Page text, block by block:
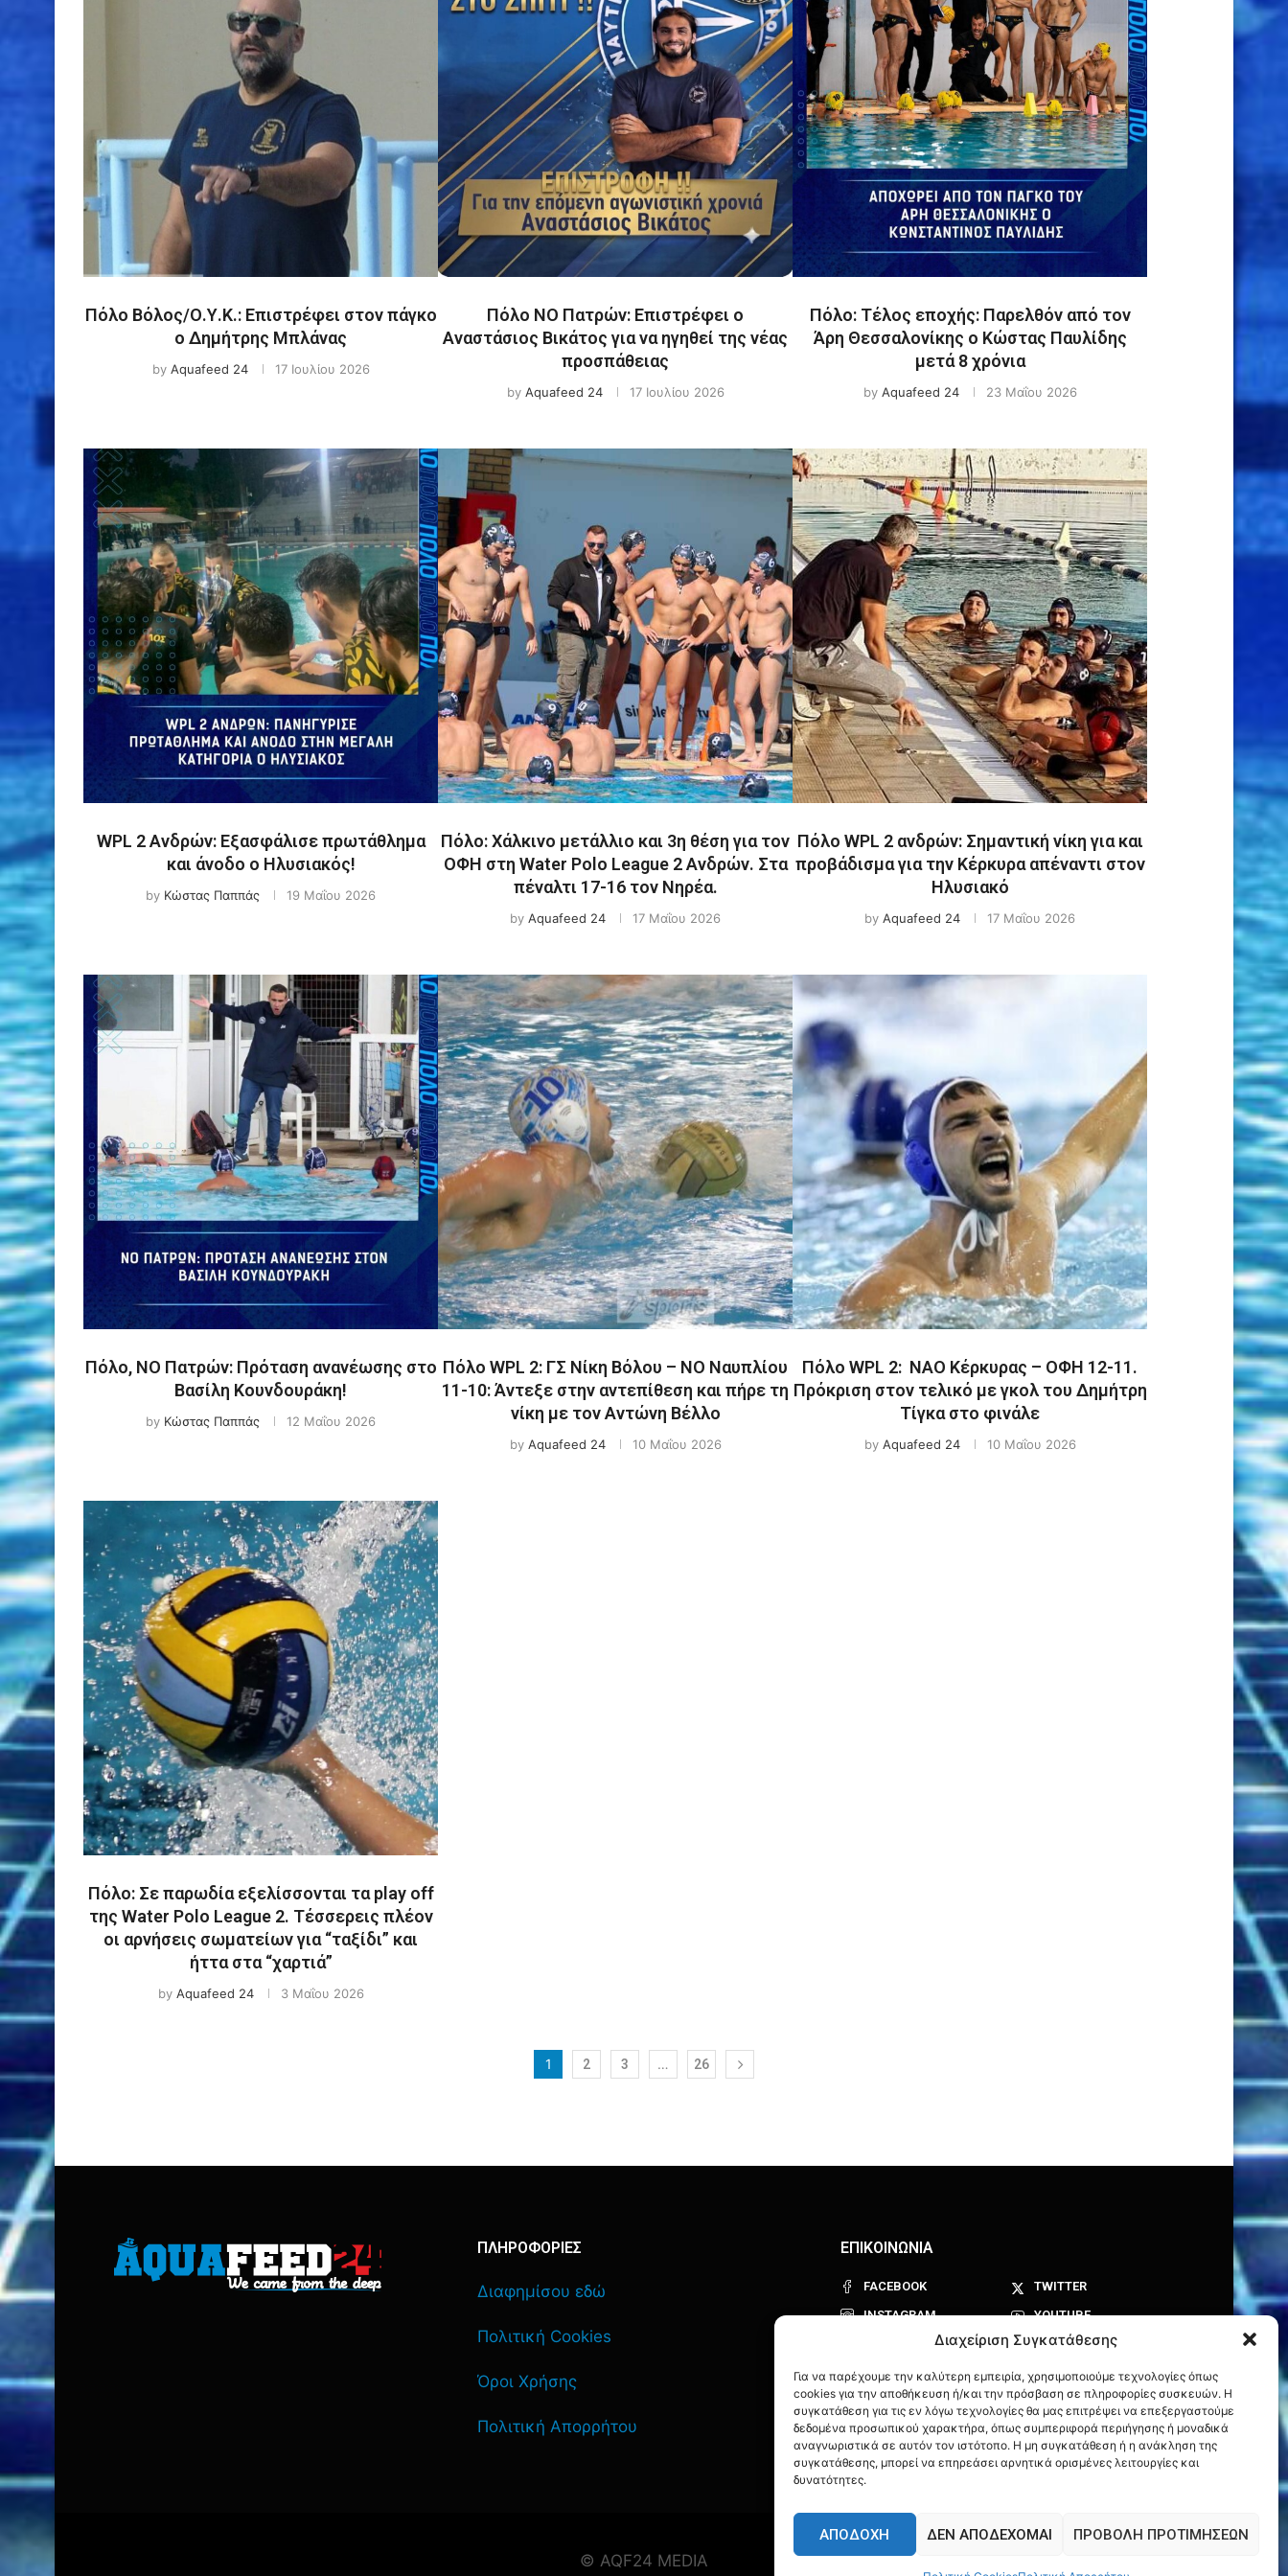
Διαχείριση Συγκατάθεσης
Για να παρέχουμε την καλύτερη εμπειρία, χρησιμοποιούμε τεχνολογίες όπως
cookies για την αποθήκευση ή/και την πρόσβαση σε πληροφορίες συσκευών. Η
συγκατάθεση για τις εν λόγω τεχνολογίες θα μας επιτρέψει να επεξεργαστούμε
δεδομένα προσωπικού χαρακτήρα, όπως συμπεριφορά περιήγησης ή μοναδικά
αναγνωριστικά σε αυτόν τον ιστότοπο. Η μη συγκατάθεση ή η ανάκληση της
συγκατάθεσης, μπορεί να επηρεάσει αρνητικά ορισμένες λειτουργίες και
δυνατότητες.
ΑΠΟΔΟΧΉ ΔΕΝ ΑΠΟΔΈΧΟΜΑΙ ΠΡΟΒΟΛΉ ΠΡΟΤΙΜΉΣΕΩΝ
Πόλο Βόλος/Ο.Υ.Κ.: Επιστρέφει στον πάγκο
ο Δημήτρης Μπλάνας
by Aquafeed 24 17 Ιουλίου 2026
Πόλο ΝΟ Πατρών: Επιστρέφει ο
Αναστάσιος Βικάτος για να ηγηθεί της νέας
προσπάθειας
by Aquafeed 24 17 Ιουλίου 2026
Πόλο: Τέλος εποχής: Παρελθόν από τον
Άρη Θεσσαλονίκης ο Κώστας Παυλίδης
μετά 8 χρόνια
by Aquafeed 24 23 Μαΐου 2026
WPL 2 Ανδρών: Εξασφάλισε πρωτάθλημα
και άνοδο ο Ηλυσιακός!
by Κώστας Παππάς 19 Μαΐου 2026
Πόλο: Χάλκινο μετάλλιο και 3η θέση για τον
ΟΦΗ στη Water Polo League 2 Ανδρών. Στα
πέναλτι 17-16 τον Νηρέα.
by Aquafeed 24 17 Μαΐου 2026
Πόλο WPL 2 ανδρών: Σημαντική νίκη για και
προβάδισμα για την Κέρκυρα απέναντι στον
Ηλυσιακό
by Aquafeed 24 17 Μαΐου 2026
Πόλο, ΝΟ Πατρών: Πρόταση ανανέωσης στο
Βασίλη Κουνδουράκη!
by Κώστας Παππάς 12 Μαΐου 2026
Πόλο WPL 2: ΓΣ Νίκη Βόλου – ΝΟ Ναυπλίου
11-10: Άντεξε στην αντεπίθεση και πήρε τη
νίκη με τον Αντώνη Βέλλο
by Aquafeed 24 10 Μαΐου 2026
Πόλο WPL 2: ΝΑΟ Κέρκυρας – ΟΦΗ 12-11.
Πρόκριση στον τελικό με γκολ του Δημήτρη
Τίγκα στο φινάλε
by Aquafeed 24 10 Μαΐου 2026
Πόλο: Σε παρωδία εξελίσσονται τα play off
της Water Polo League 2. Τέσσερεις πλέον
οι αρνήσεις σωματείων για “ταξίδι” και
ήττα στα “χαρτιά”
by Aquafeed 24 3 Μαΐου 2026
1 2 3 … 26
ΠΛΗΡΟΦΟΡΙΕΣ
Διαφημίσου εδώ
Πολιτική Cookies
Όροι Χρήσης
Πολιτική Απορρήτου
ΕΠΙΚΟΙΝΩΝΙΑ
FACEBOOK
TWITTER
INSTAGRAM
YOUTUBE
© AQF24 MEDIA